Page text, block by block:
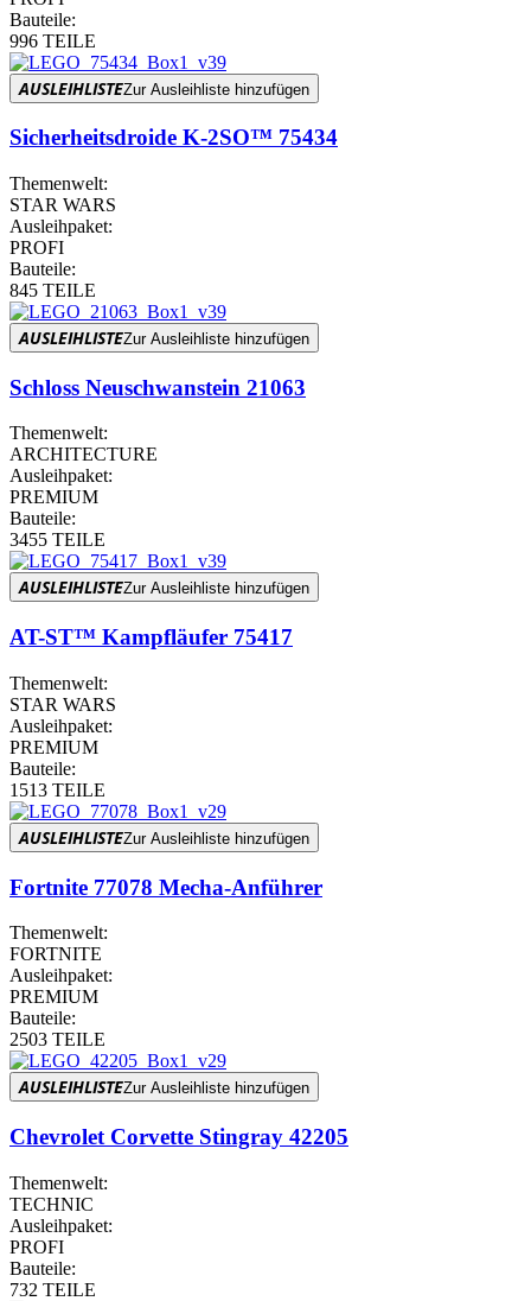
Bauteile:
996 TEILE
AUSLEIHLISTEZur Ausleihliste hinzufügen
Sicherheitsdroide K-2SO™ 75434
Themenwelt:
STAR WARS
Ausleihpaket:
PROFI
Bauteile:
845 TEILE
AUSLEIHLISTEZur Ausleihliste hinzufügen
Schloss Neuschwanstein 21063
Themenwelt:
ARCHITECTURE
Ausleihpaket:
PREMIUM
Bauteile:
3455 TEILE
AUSLEIHLISTEZur Ausleihliste hinzufügen
AT-ST™ Kampfläufer 75417
Themenwelt:
STAR WARS
Ausleihpaket:
PREMIUM
Bauteile:
1513 TEILE
AUSLEIHLISTEZur Ausleihliste hinzufügen
Fortnite 77078 Mecha-Anführer
Themenwelt:
FORTNITE
Ausleihpaket:
PREMIUM
Bauteile:
2503 TEILE
AUSLEIHLISTEZur Ausleihliste hinzufügen
Chevrolet Corvette Stingray 42205
Themenwelt:
TECHNIC
Ausleihpaket:
PROFI
Bauteile:
732 TEILE